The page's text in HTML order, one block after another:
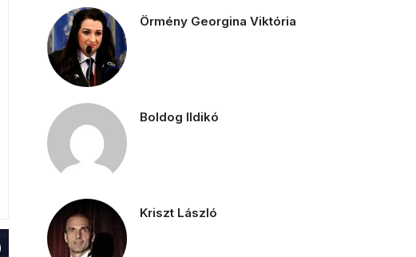
Örmény Georgina Viktória
Boldog Ildikó
Kriszt László